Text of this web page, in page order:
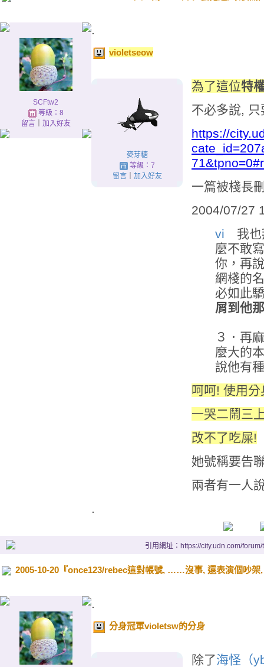
SCFtw2
等級：8
留言｜ 加入好友
.
violetseow
麥芽糖
等級：7
留言｜ 加入好友
為了這位特
不必多說,
https://
一篇被棧長
2004/07/27
vi 我
麼不敢
你，再
網棧的
必如此
屑到他
３．再
麼大的
說他有
呵呵! 使用
一哭二鬧三
改不了吃屎!
她號稱要告
兩者有一人
.
引用網址：https://city.udn.com/
2005-10-20『once123/rebec這對帳號, ……沒事, 還表演個吵架
.
分身冠軍violetsw的分身
除了海怪（